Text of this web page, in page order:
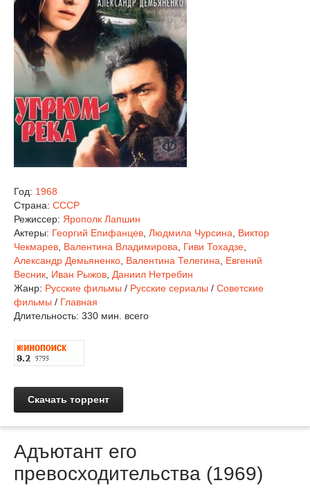
Год: 1968
Страна: СССР
Режиссер: Ярополк Лапшин
Актеры: Георгий Епифанцев Людмила Чурсина
Виктор
Чекмарев Валентина Владимирова Гиви Тохадзе
Александр Демьяненко Валентина Телегина
Евгений
Весник Иван Рыжов Даниил Нетребин
Жанр: Русские фильмы / Русские сериалы / Советские
фильмы / Главная
Длительность: 330 мин. всего
Скачать торрент
Адъютант его
превосходительства (1969)